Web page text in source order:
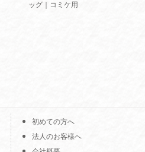
ッグ｜コミケ用
初めての方へ
法人のお客様へ